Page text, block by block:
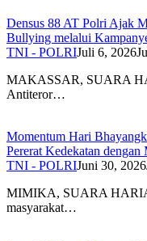
Densus 88 AT Polri Ajak
Bullying melalui
TNI - POLRIJuli 6, 2026
MAKASSAR, SUARA
Antiteror…
Momentum Hari
Pererat Kedekatan
TNI - POLRIJuni 30, 2026
MIMIKA, SUARA
masyarakat…